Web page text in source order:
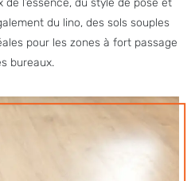
l’essence, du style de pose et
du lino, des sols souples
pour les zones à fort passage
bureaux.